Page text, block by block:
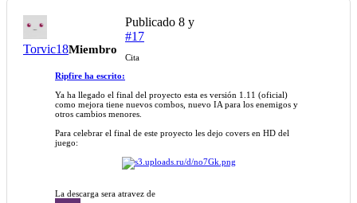
Torvic18Miembro
Publicado 8 y
#17
Cita
Ripfire ha escrito:
Ya ha llegado el final del proyecto esta es versión 1.11 (oficial)
como mejora tiene nuevos combos, nuevo IA para los enemigos y
otros cambios menores.
Para celebrar el final de este proyecto les dejo covers en HD del
juego:
La descarga sera atravez de